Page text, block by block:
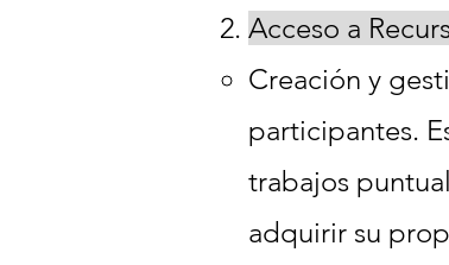
Acceso a
Creación y
participantes.
trabajos
adquirir su